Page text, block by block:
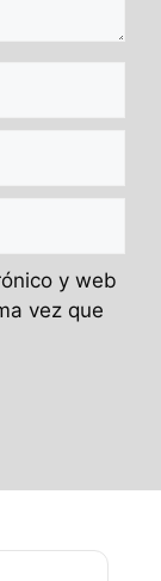
y web
vez que